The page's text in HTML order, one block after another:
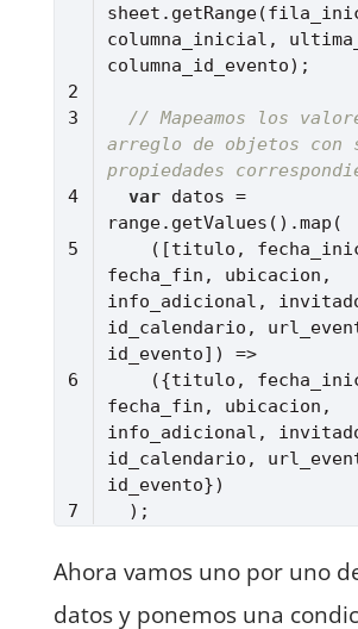
columna_inicial,
// Mapeamos los
arreglo de objetos con
propiedades
var datos =
( [titulo,
fecha_fin, ubicacion,
info_adicional,
id_calendario,
id_evento] ) =>
fecha_fin, ubicacion,
info_adicional,
id_calendario,
Ahora vamos uno por uno
datos y ponemos una